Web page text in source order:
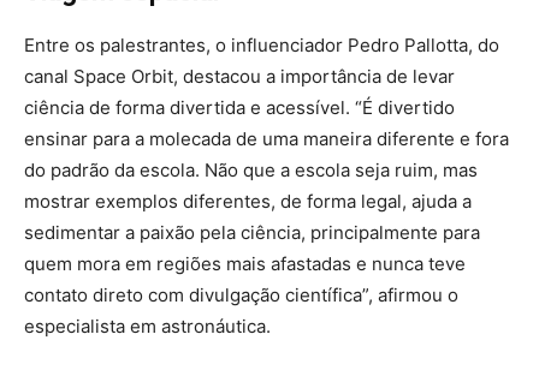
Entre os palestrantes, o influenciador Pedro Pallotta, do
canal Space Orbit, destacou a importância de levar
ciência de forma divertida e acessível. “É divertido
ensinar para a molecada de uma maneira diferente e fora
do padrão da escola. Não que a escola seja ruim, mas
mostrar exemplos diferentes, de forma legal, ajuda a
sedimentar a paixão pela ciência, principalmente para
quem mora em regiões mais afastadas e nunca teve
contato direto com divulgação científica”, afirmou o
especialista em astronáutica.